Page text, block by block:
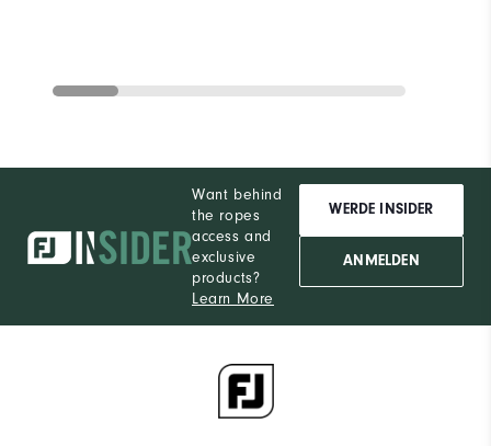
Want behind
the ropes
access and
exclusive
products?
Learn More
WERDE INSIDER
ANMELDEN